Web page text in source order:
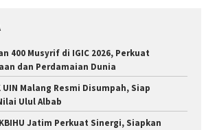
400 Musyrif di IGIC 2026, Perkuat
dan Perdamaian Dunia
UIN Malang Resmi Disumpah, Siap
Ulul Albab
Jatim Perkuat Sinergi, Siapkan